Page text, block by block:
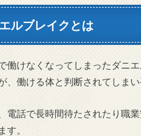
ルブレイクとは
働けなくなってしまったダニエ
、働ける体と判断されてしまい
電話で長時間待たされたり職
す。